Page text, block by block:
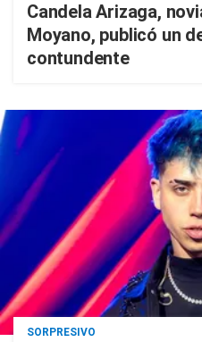
Candela Arizaga,
Moyano, publicó un
contundente
SORPRESIVO